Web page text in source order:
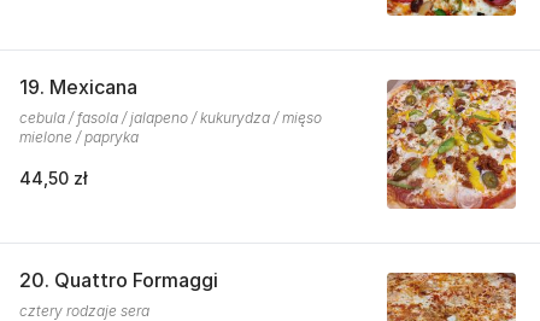
19. Mexicana
cebula / fasola / jalapeno / kukurydza / mięso
mielone / papryka
44,50 zł
20. Quattro Formaggi
cztery rodzaje sera